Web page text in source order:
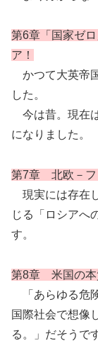
第6章「国家ゼ
ア！
かつて大英帝
した。
今は昔。現在
になりました。
第7章 北欧－フ
現実には存在
じる「ロシアへ
す。
第8章 米国の本
「あらゆる危
国際社会で想像
る。」だそうで